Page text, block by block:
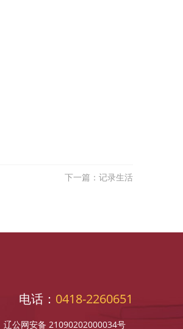
下一篇：记录生活
电话： 0418-2260651
辽公网安备 21090202000034号